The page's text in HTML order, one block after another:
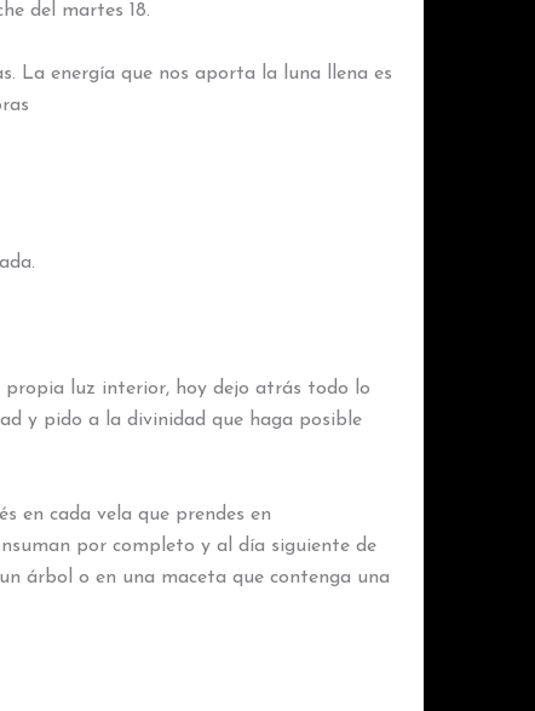
del martes 18.
La energía que nos aporta la luna llena es
luz interior, hoy dejo atrás todo lo
y pido a la divinidad que haga posible
en cada vela que prendes en
por completo y al día siguiente de
árbol o en una maceta que contenga una